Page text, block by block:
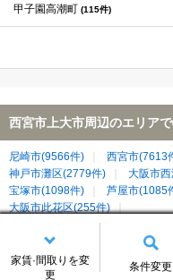
家賃·間取りを変
更
条件変更
甲子園高潮町 (115件)
西宮市上大市周辺のエリア
尼崎市(9566件) 西宮市(7613
神戸市灘区(2779件)
大阪市
宝塚市(1098件)
芦屋市(1085
大阪市此花区(255件)
西宮市上大市の賃貸物件に関